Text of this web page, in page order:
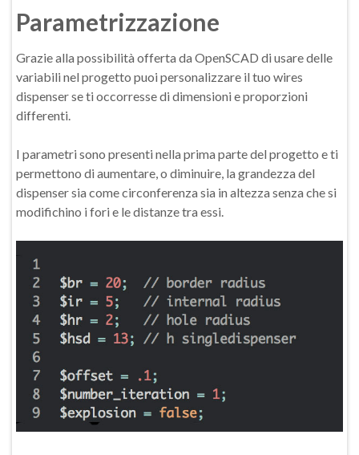
Parametrizzazione
Grazie alla possibilità offerta da OpenSCAD di usare delle
variabili nel progetto puoi personalizzare il tuo wires
dispenser se ti occorresse di dimensioni e proporzioni
differenti.
I parametri sono presenti nella prima parte del progetto e ti
permettono di aumentare, o diminuire, la grandezza del
dispenser sia come circonferenza sia in altezza senza che si
modifichino i fori e le distanze tra essi.